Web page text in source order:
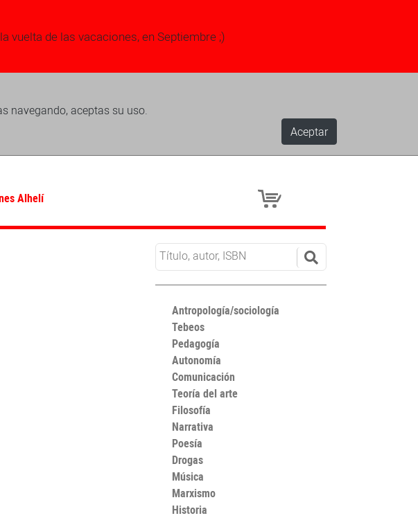
vuelta de las vacaciones, en Septiembre ;)
navegando, aceptas su uso.
Aceptar
Alhelí
Antropología/sociología
Tebeos
Pedagogía
Autonomía
Comunicación
Teoría del arte
Filosofía
Narrativa
Poesía
Drogas
Música
Marxismo
Historia